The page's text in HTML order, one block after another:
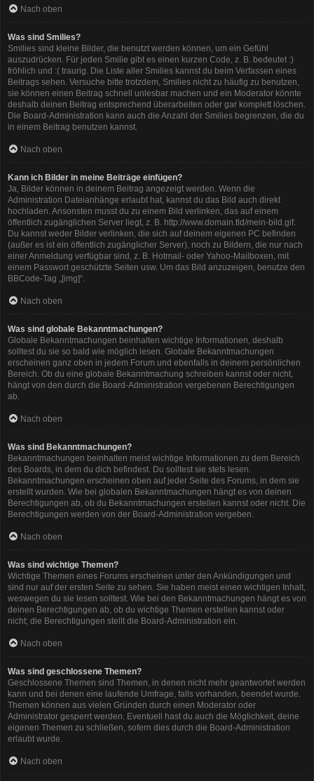
Nach oben
Was sind Smilies?
Smilies sind kleine Bilder, die benutzt werden können, um ein Gefühl
auszudrücken. Für jeden Smilie gibt es einen kurzen Code, z. B. bedeutet :)
fröhlich und :( traurig. Die Liste aller Smilies kannst du beim Verfassen eines
Beitrags sehen. Versuche bitte trotzdem, Smilies nicht zu häufig zu benutzen,
sie können einen Beitrag schnell unlesbar machen und ein Moderator könnte
deshalb deinen Beitrag entsprechend überarbeiten oder gar komplett löschen.
Die Board-Administration kann auch die Anzahl der Smilies begrenzen, die du
in einem Beitrag benutzen kannst.
Nach oben
Kann ich Bilder in meine Beiträge einfügen?
Ja, Bilder können in deinem Beitrag angezeigt werden. Wenn die
Administration Dateianhänge erlaubt hat, kannst du das Bild auch direkt
hochladen. Ansonsten musst du zu einem Bild verlinken, das auf einem
öffentlich zugänglichen Server liegt, z. B. http://www.domain.tld/mein-bild.gif.
Du kannst weder Bilder verlinken, die sich auf deinem eigenen PC befinden
(außer es ist ein öffentlich zugänglicher Server), noch zu Bildern, die nur nach
einer Anmeldung verfügbar sind, z. B. Hotmail- oder Yahoo-Mailboxen, mit
einem Passwort geschützte Seiten usw. Um das Bild anzuzeigen, benutze den
BBCode-Tag „[img]“.
Nach oben
Was sind globale Bekanntmachungen?
Globale Bekanntmachungen beinhalten wichtige Informationen, deshalb
solltest du sie so bald wie möglich lesen. Globale Bekanntmachungen
erscheinen ganz oben in jedem Forum und ebenfalls in deinem persönlichen
Bereich. Ob du eine globale Bekanntmachung schreiben kannst oder nicht,
hängt von den durch die Board-Administration vergebenen Berechtigungen
ab.
Nach oben
Was sind Bekanntmachungen?
Bekanntmachungen beinhalten meist wichtige Informationen zu dem Bereich
des Boards, in dem du dich befindest. Du solltest sie stets lesen.
Bekanntmachungen erscheinen oben auf jeder Seite des Forums, in dem sie
erstellt wurden. Wie bei globalen Bekanntmachungen hängt es von deinen
Berechtigungen ab, ob du Bekanntmachungen erstellen kannst oder nicht. Die
Berechtigungen werden von der Board-Administration vergeben.
Nach oben
Was sind wichtige Themen?
Wichtige Themen eines Forums erscheinen unter den Ankündigungen und
sind nur auf der ersten Seite zu sehen. Sie haben meist einen wichtigen Inhalt,
weswegen du sie lesen solltest. Wie bei den Bekanntmachungen hängt es von
deinen Berechtigungen ab, ob du wichtige Themen erstellen kannst oder
nicht; die Berechtigungen stellt die Board-Administration ein.
Nach oben
Was sind geschlossene Themen?
Geschlossene Themen sind Themen, in denen nicht mehr geantwortet werden
kann und bei denen eine laufende Umfrage, falls vorhanden, beendet wurde.
Themen können aus vielen Gründen durch einen Moderator oder
Administrator gesperrt werden. Eventuell hast du auch die Möglichkeit, deine
eigenen Themen zu schließen, sofern dies durch die Board-Administration
erlaubt wurde.
Nach oben